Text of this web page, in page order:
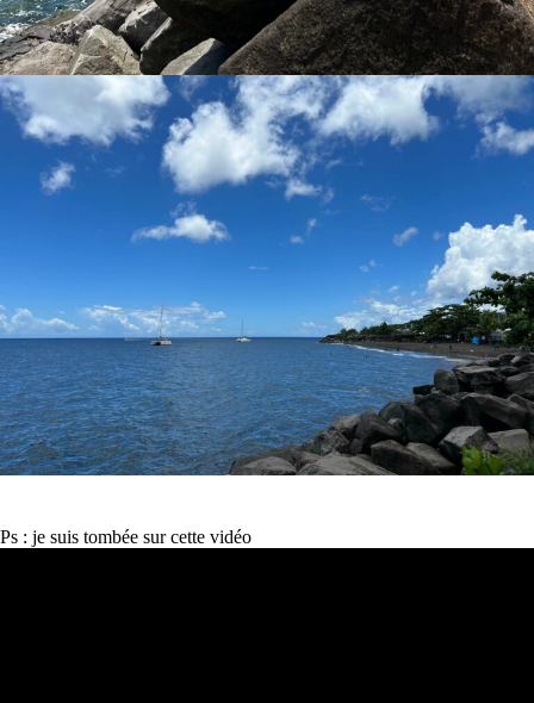
Ps : je suis tombée sur cette vidéo